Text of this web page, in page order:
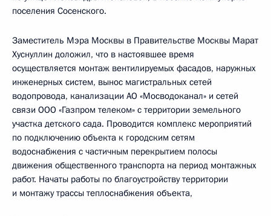
поселения Сосенского.
Заместитель Мэра Москвы в Правительстве Москвы Марат
Хуснуллин доложил, что в настоявшее время
осуществляется монтаж вентилируемых фасадов, наружных
инженерных систем, вынос магистральных сетей
водопровода, канализации АО «Мосводоканал» и сетей
связи ООО «Газпром телеком» с территории земельного
участка детского сада. Проводится комплекс мероприятий
по подключению объекта к городским сетям
водоснабжения с частичным перекрытием полосы
движения общественного транспорта на период монтажных
работ. Начаты работы по благоустройству территории
и монтажу трассы теплоснабжения объекта,